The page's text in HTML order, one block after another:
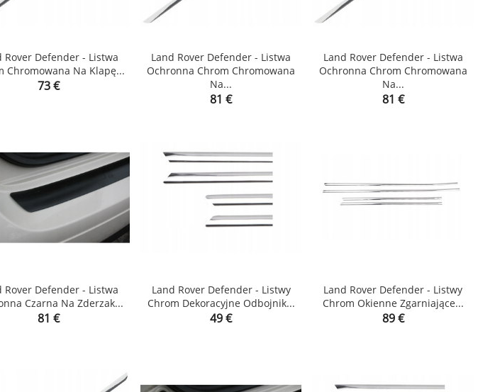
Rover Defender - Listwa
Chromowana Na Klapę...
Price
73 €
Land Rover Defender - Listwa
Ochronna Chrom Chromowana
Na...
Price
81 €
Land Rover Defender - Listwa
Ochronna Chrom Chromowana
Na...
Price
81 €
Rover Defender - Listwa
Czarna Na Zderzak...
Price
81 €
Land Rover Defender - Listwy
Chrom Dekoracyjne Odbojnik...
Price
49 €
Land Rover Defender - Listwy
Chrom Okienne Zgarniające...
Price
89 €